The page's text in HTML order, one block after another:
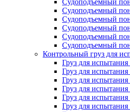
Судоподъемный
Судоподъемный
Судоподъемный
Судоподъемный
Судоподъемный
Судоподъемный
Контрольный груз для
Груз для
Груз для
Груз для
Груз для
Груз для
Груз для